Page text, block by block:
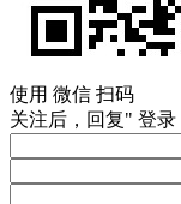
使用 微信 扫码
关注后，回复" 登录